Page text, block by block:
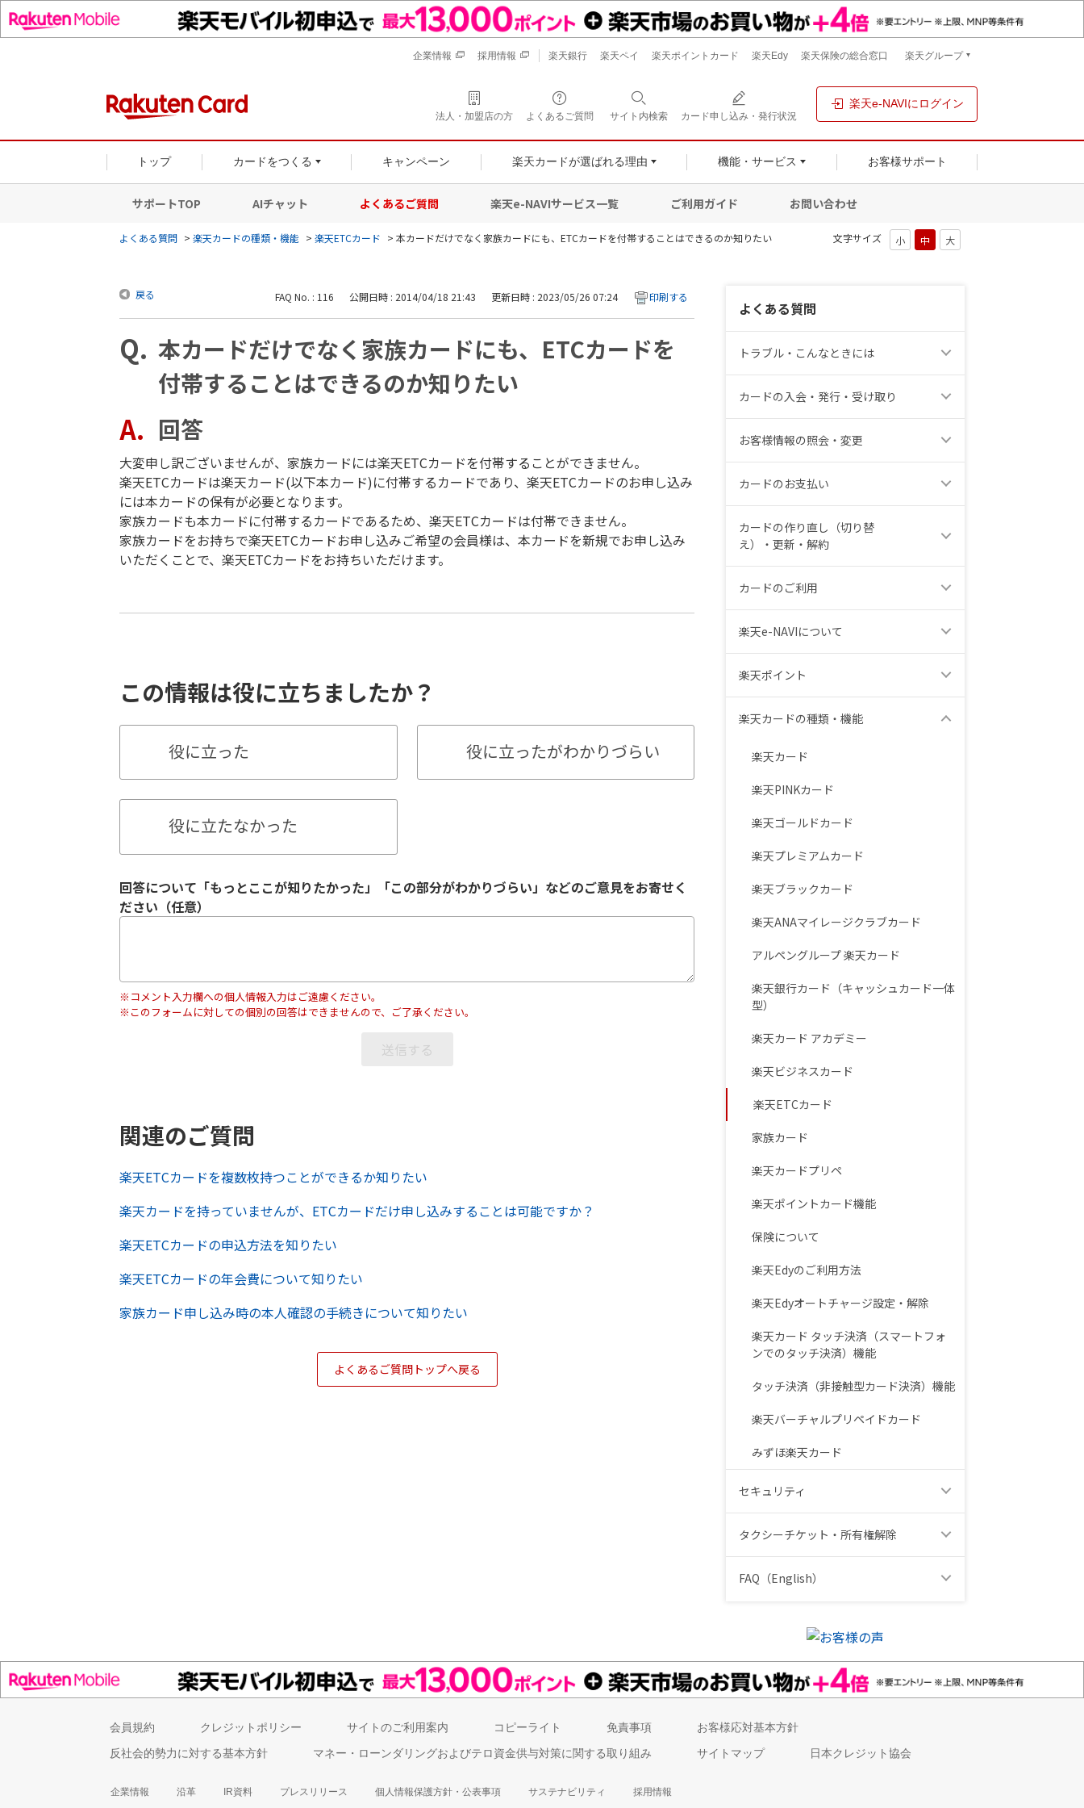
企業情報 採用情報 楽天銀行 楽天ペイ 楽天ポイントカード 楽天Edy 楽天保険の総合窓口 楽天グループ
法人・加盟店の方 よくあるご質問 サイト内検索 カード申し込み・発行状況
楽天e-NAVIにログイン
トップ カードをつくる キャンペーン 楽天カードが選ばれる理由 機能・サービス お客様サポート
サポートTOP AIチャット よくあるご質問 楽天e-NAVIサービス一覧 ご利用ガイド お問い合わせ
文字サイズ
よくある質問 > 楽天カードの種類・機能 > 楽天ETCカード > 本カードだけでなく家族カードにも、ETCカードを付帯することはできるのか知りたい
よくある質問
トラブル・こんなときには
カードの入会・発行・受け取り
お客様情報の照会・変更
カードのお支払い
カードの作り直し（切り替
え）・更新・解約
カードのご利用
楽天e-NAVIについて
楽天ポイント
楽天カードの種類・機能
楽天カード
楽天PINKカード
楽天ゴールドカード
楽天プレミアムカード
楽天ブラックカード
楽天ANAマイレージクラブカード
アルペングループ 楽天カード
楽天銀行カード（キャッシュカード一体
型）
楽天カード アカデミー
楽天ビジネスカード
楽天ETCカード
家族カード
楽天カードプリペ
楽天ポイントカード機能
保険について
楽天Edyのご利用方法
楽天Edyオートチャージ設定・解除
楽天カード タッチ決済（スマートフォ
ンでのタッチ決済）機能
タッチ決済（非接触型カード決済）機能
楽天バーチャルプリペイドカード
みずほ楽天カード
セキュリティ
タクシーチケット・所有権解除
FAQ（English）
戻る FAQ No. : 116 公開日時 : 2014/04/18 21:43 更新日時 : 2023/05/26 07:24 印刷する
本カードだけでなく家族カードにも、ETCカードを
付帯することはできるのか知りたい
回答
大変申し訳ございませんが、家族カードには楽天ETCカードを付帯することができません。
楽天ETCカードは楽天カード(以下本カード)に付帯するカードであり、楽天ETCカードのお申し込み
には本カードの保有が必要となります。
家族カードも本カードに付帯するカードであるため、楽天ETCカードは付帯できません。
家族カードをお持ちで楽天ETCカードお申し込みご希望の会員様は、本カードを新規でお申し込み
いただくことで、楽天ETCカードをお持ちいただけます。
この情報は役に立ちましたか？
役に立った 役に立ったがわかりづらい
役に立たなかった
回答について「もっとここが知りたかった」「この部分がわかりづらい」などのご意見をお寄せく
ださい（任意）
※コメント入力欄への個人情報入力はご遠慮ください。
※このフォームに対しての個別の回答はできませんので、ご了承ください。
関連のご質問
楽天ETCカードを複数枚持つことができるか知りたい
楽天カードを持っていませんが、ETCカードだけ申し込みすることは可能ですか？
楽天ETCカードの申込方法を知りたい
楽天ETCカードの年会費について知りたい
家族カード申し込み時の本人確認の手続きについて知りたい
よくあるご質問トップへ戻る
会員規約 クレジットポリシー サイトのご利用案内 コピーライト 免責事項
お客様応対基本方針
反社会的勢力に対する基本方針
マネー・ローンダリングおよびテロ資金供与対策に関する取り組み サイトマップ 日本クレジット協会
企業情報 沿革 IR資料 プレスリリース 個人情報保護方針・公表事項 サステナビリティ 採用情報